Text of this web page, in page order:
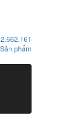
Sản phẩm